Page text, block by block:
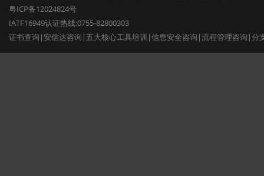
粤ICP备12024824号
IATF16949认证热线:0755-82800303
证书查询 |安信达咨询 | 五大核心工具培训 |信息安全咨询 |流程管理咨询 |分